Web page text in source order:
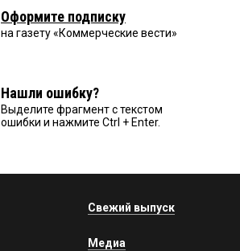
Оформите подписку
на газету «Коммерческие вести»
Нашли ошибку?
Выделите фрагмент с текстом
ошибки и нажмите Ctrl + Enter.
Свежий выпуск
Медиа